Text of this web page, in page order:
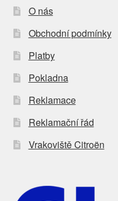
O nás
Obchodní podmínky
Platby
Pokladna
Reklamace
Reklamační řád
Vrakoviště Citroën